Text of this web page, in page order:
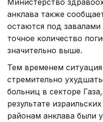
анклава также
остаются под
точное количество
значительно выше.
Тем временем
стремительно
больниц в секторе
результате
районам анклава были